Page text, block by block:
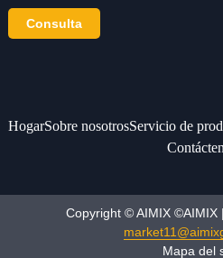
HogarSobre nosotrosServicio de
Copyright © AIMIX ©AIMIX
Mapa del